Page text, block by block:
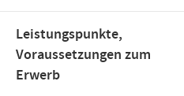
Leistungspunkte,
Voraussetzungen zum
Erwerb